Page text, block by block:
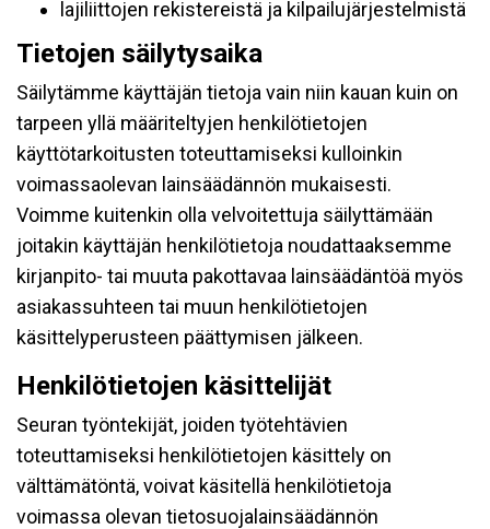
lajiliittojen rekistereistä ja kilpailujärjestelmistä
Tietojen säilytysaika
Säilytämme käyttäjän tietoja vain niin kauan kuin on
tarpeen yllä määriteltyjen henkilötietojen
käyttötarkoitusten toteuttamiseksi kulloinkin
voimassaolevan lainsäädännön mukaisesti.
Voimme kuitenkin olla velvoitettuja säilyttämään
joitakin käyttäjän henkilötietoja noudattaaksemme
kirjanpito- tai muuta pakottavaa lainsäädäntöä myös
asiakassuhteen tai muun henkilötietojen
käsittelyperusteen päättymisen jälkeen.
Henkilötietojen käsittelijät
Seuran työntekijät, joiden työtehtävien
toteuttamiseksi henkilötietojen käsittely on
välttämätöntä, voivat käsitellä henkilötietoja
voimassa olevan tietosuojalainsäädännön